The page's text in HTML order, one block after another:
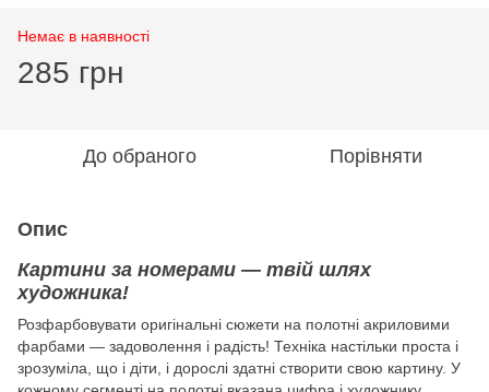
Немає в наявності
285 грн
До обраного Порівняти
Опис
Картини за номерами — твій шлях
художника!
Розфарбовувати оригінальні сюжети на полотні акриловими
фарбами — задоволення і радість! Техніка настільки проста і
зрозуміла, що і діти, і дорослі здатні створити свою картину. У